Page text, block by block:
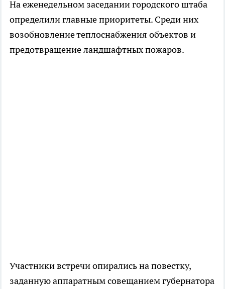
На еженедельном заседании городского штаба
определили главные приоритеты. Среди них
возобновление теплоснабжения объектов и
предотвращение ландшафтных пожаров.
Участники встречи опирались на повестку,
заданную аппаратным совещанием губернатора